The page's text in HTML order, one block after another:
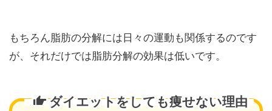
もちろん脂肪の分解には日々の運動も関係するのです
が、それだけでは脂肪分解の効果は低いです。
ダイエットをしても痩せない理由